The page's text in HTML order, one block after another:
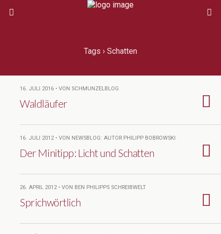
Tags › Schatten
16. JULI 2016 • VON SCHMUNZELBLOG
Waldläufer
16. JULI 2012 • VON NEWSBLOG: AUTOR PHILIPP BOBROWSKI
Der Minitipp: Licht und Schatten
26. APRIL 2012 • VON BEN PHILIPPS SCHREIBWELT
Sprichwörtlich